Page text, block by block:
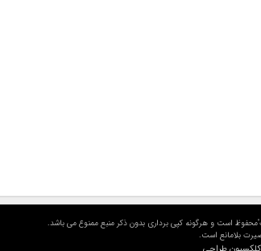
است و هرگونه کپی برداری بدون ذکر منبع ممنوع می باشد.
بلامانع است.